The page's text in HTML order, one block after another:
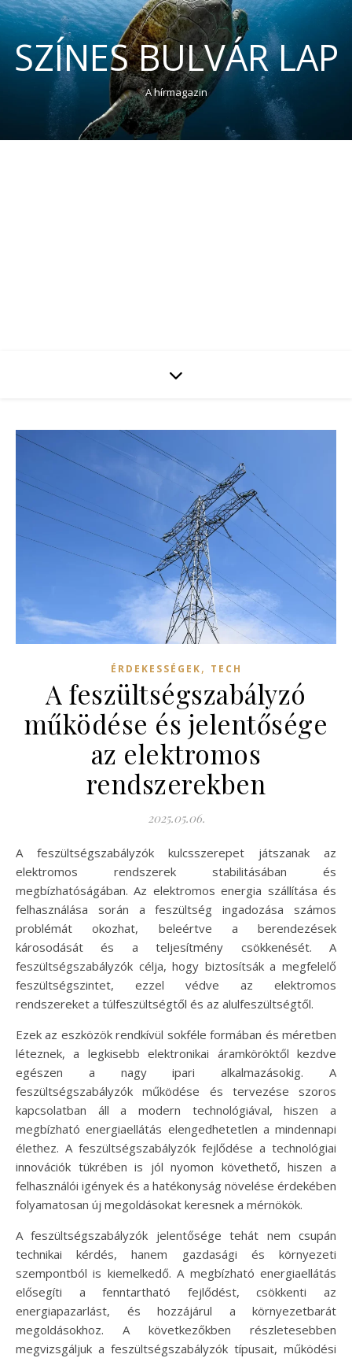
SZÍNES BULVÁR LAP
A hírmagazin
ÉRDEKESSÉGEK, TECH
A feszültségszabályzó
működése és jelentősége
az elektromos
rendszerekben
2025.05.06.
A feszültségszabályzók kulcsszerepet játszanak az
elektromos rendszerek stabilitásában és
megbízhatóságában. Az elektromos energia szállítása és
felhasználása során a feszültség ingadozása számos
problémát okozhat, beleértve a berendezések
károsodását és a teljesítmény csökkenését. A
feszültségszabályzók célja, hogy biztosítsák a megfelelő
feszültségszintet, ezzel védve az elektromos
rendszereket a túlfeszültségtől és az alulfeszültségtől.
Ezek az eszközök rendkívül sokféle formában és méretben
léteznek, a legkisebb elektronikai áramköröktől kezdve
egészen a nagy ipari alkalmazásokig. A
feszültségszabályzók működése és tervezése szoros
kapcsolatban áll a modern technológiával, hiszen a
megbízható energiaellátás elengedhetetlen a mindennapi
élethez. A feszültségszabályzók fejlődése a technológiai
innovációk tükrében is jól nyomon követhető, hiszen a
felhasználói igények és a hatékonyság növelése érdekében
folyamatosan új megoldásokat keresnek a mérnökök.
A feszültségszabályzók jelentősége tehát nem csupán
technikai kérdés, hanem gazdasági és környezeti
szempontból is kiemelkedő. A megbízható energiaellátás
elősegíti a fenntartható fejlődést, csökkenti az
energiapazarlást, és hozzájárul a környezetbarát
megoldásokhoz. A következőkben részletesebben
megvizsgáljuk a feszültségszabályzók típusait, működési